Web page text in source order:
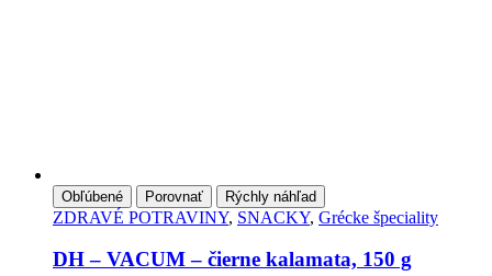
Obľúbené Porovnať Rýchly náhľad
ZDRAVÉ POTRAVINY, SNACKY, Grécke špeciality
DH – VACUM – čierne kalamata, 150 g